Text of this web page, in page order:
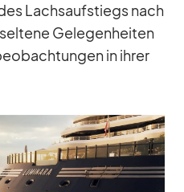
Lachs­auf­stiegs nach
Ge­le­gen­hei­ten
in ih­rer